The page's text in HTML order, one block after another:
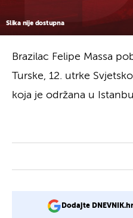
Slika nije dostupna
Brazilac Felipe Massa
Turske, 12. utrke
koja je održana u
Dodajte